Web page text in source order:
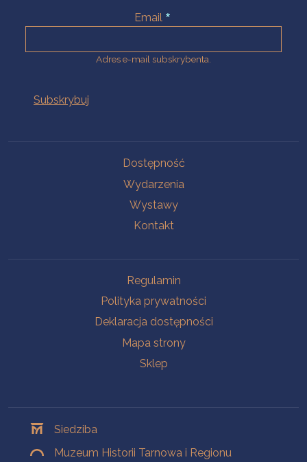
Email
Adres e-mail subskrybenta.
Dostępność
Wydarzenia
Wystawy
Kontakt
Regulamin
Polityka prywatności
Deklaracja dostępności
Mapa strony
Sklep
Siedziba
Muzeum Historii Tarnowa i Regionu